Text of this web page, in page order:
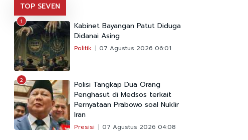
TOP SEVEN
1
Kabinet Bayangan Patut Diduga
Didanai Asing
Politik 07 Agustus 2026 06:01
2
Polisi Tangkap Dua Orang
Penghasut di Medsos terkait
Pernyataan Prabowo soal Nuklir
Iran
Presisi 07 Agustus 2026 04:08